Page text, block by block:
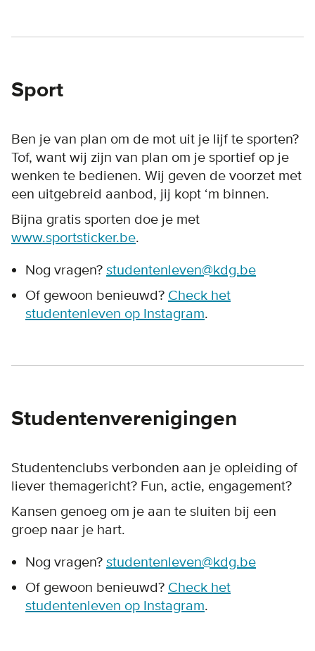
Sport
Ben je van plan om de mot uit je lijf te sporten?
Tof, want wij zijn van plan om je sportief op je
wenken te bedienen. Wij geven de voorzet met
een uitgebreid aanbod, jij kopt ‘m binnen.
Bijna gratis sporten doe je met
www.sportsticker.be.
Nog vragen? studentenleven@kdg.be
Of gewoon benieuwd? Check het
studentenleven op Instagram.
Studentenverenigingen
Studentenclubs verbonden aan je opleiding of
liever themagericht? Fun, actie, engagement?
Kansen genoeg om je aan te sluiten bij een
groep naar je hart.
Nog vragen? studentenleven@kdg.be
Of gewoon benieuwd? Check het
studentenleven op Instagram.